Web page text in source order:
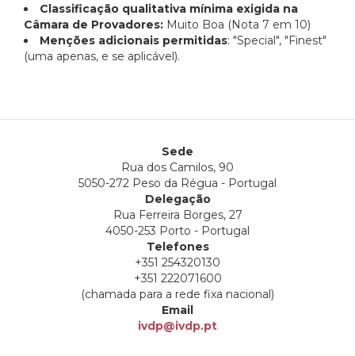
Classificação qualitativa mínima exigida na
Câmara de Provadores: Muito Boa (Nota 7 em 10)
Menções adicionais permitidas: "Special", "Finest"
(uma apenas, e se aplicável).
Sede
Rua dos Camilos, 90
5050-272 Peso da Régua - Portugal
Delegação
Rua Ferreira Borges, 27
4050-253 Porto - Portugal
Telefones
+351 254320130
+351 222071600
(chamada para a rede fixa nacional)
Email
ivdp@ivdp.pt